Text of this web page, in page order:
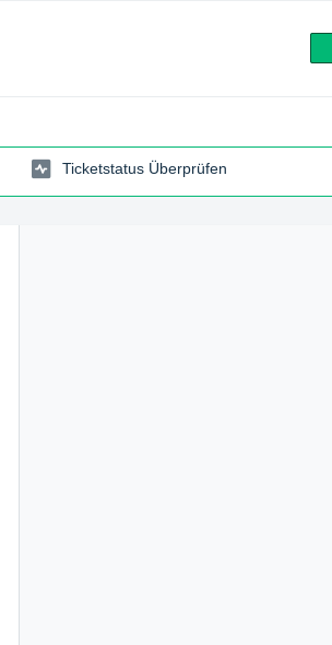
Ticketstatus Überprüfen